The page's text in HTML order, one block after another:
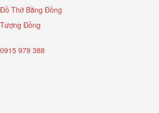
Đồ Thờ Bằng Đồng
Tượng Đồng
0915 979 388